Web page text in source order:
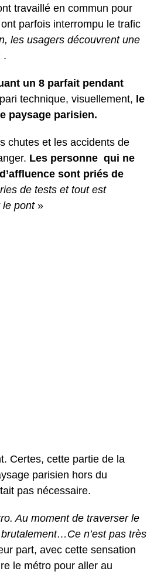
travaillé en commun pour
parfois interrompu le trafic
les usagers découvrent une
.
un 8 parfait pendant
technique, visuellement, le
paysage parisien.
chutes et les accidents de
Les personne qui ne
sont priés de
de tests et tout est
le pont»
Certes, cette partie de la
parisien hors du
pas nécessaire.
Au moment de traverser le
n’est pas très
part, avec cette sensation
le métro pour aller au